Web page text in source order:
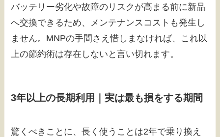
バッテリー劣化や故障のリスクが高まる前に新品
へ交換できるため、メンテナンスコストも発生し
ません。MNPの手間さえ惜しまなければ、これ以
上の節約術は存在しないと言い切れます。
3年以上の長期利用｜実は最も損をする期間
驚くべきことに、長く使うことは2年で乗り換え